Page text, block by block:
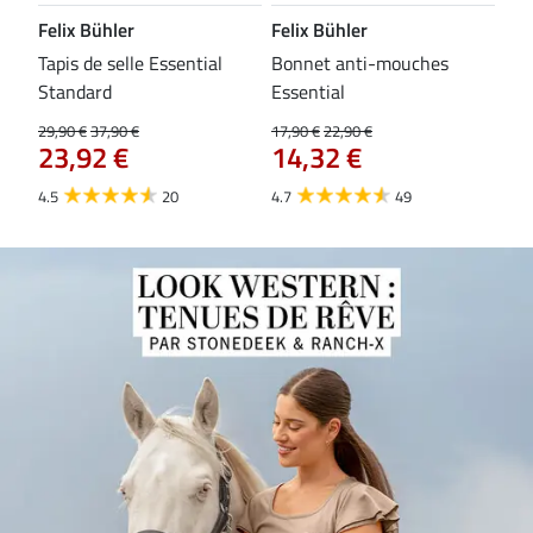
Felix Bühler
Tapis de selle Essential
Standard
29,90 €37,90 €
23,92 €
4.5 20
Felix Bühler
Bonnet anti-mouches
Essential
17,90 €22,90 €
14,32 €
4.7 49